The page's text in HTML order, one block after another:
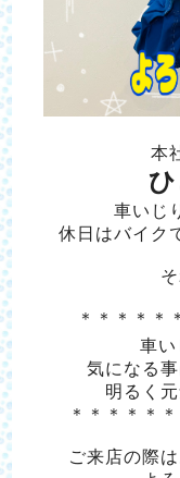
本
車いじ
休日はバイク
＊＊＊＊＊
車い
気になる
明るく
＊＊＊＊＊
ご来店の際